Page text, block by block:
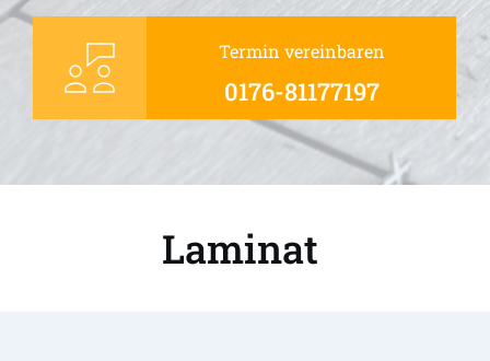
Termin vereinbaren
0176-81177197
Laminat